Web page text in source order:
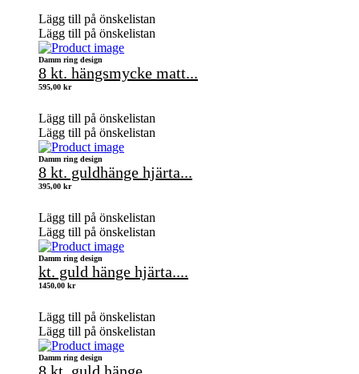
Lägg till på önskelistan
Lägg till på önskelistan
Damm ring design
8 kt. hängsmycke matt...
595,00 kr
Lägg till på önskelistan
Lägg till på önskelistan
Damm ring design
8 kt. guldhänge hjärta...
395,00 kr
Lägg till på önskelistan
Lägg till på önskelistan
Damm ring design
kt. guld hänge hjärta....
1450,00 kr
Lägg till på önskelistan
Lägg till på önskelistan
Damm ring design
8 kt. guld hänge...